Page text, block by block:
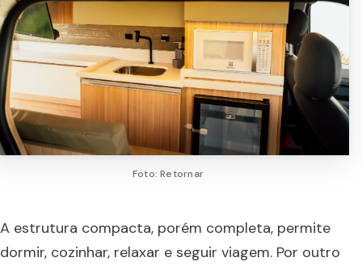
Foto: Retornar
A estrutura compacta, porém completa, permite
dormir, cozinhar, relaxar e seguir viagem. Por outro